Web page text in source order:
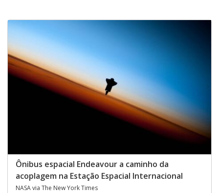
Ônibus espacial Endeavour a caminho da
acoplagem na Estação Espacial Internacional
NASA via The New York Times